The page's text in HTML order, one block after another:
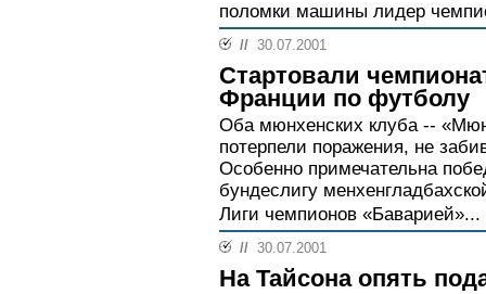
поломки машины лидер
// 30.07.2001
Стартовали
Франции по футболу
Оба мюнхенских клуба --
потерпели поражения, не
Особенно примечательна
бундеслигу
Лиги чемпионов «Баварией»...
// 30.07.2001
На Тайсона опять